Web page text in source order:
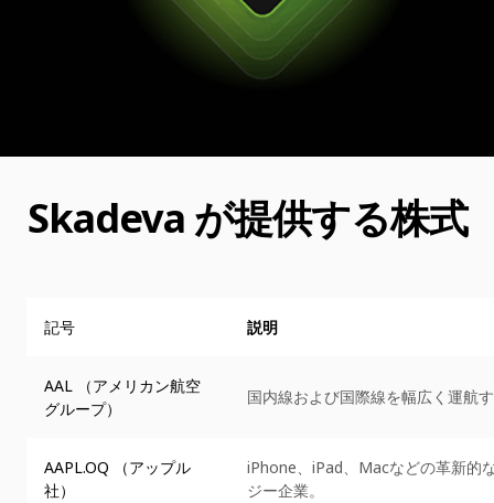
Skadeva が提供する株式
記号 説明
AAL （アメリカン航空
グループ）
国内線および国際線を幅広く運航
AAPL.OQ （アップル
社）
iPhone、iPad、Macなどの革新的
ジー企業。